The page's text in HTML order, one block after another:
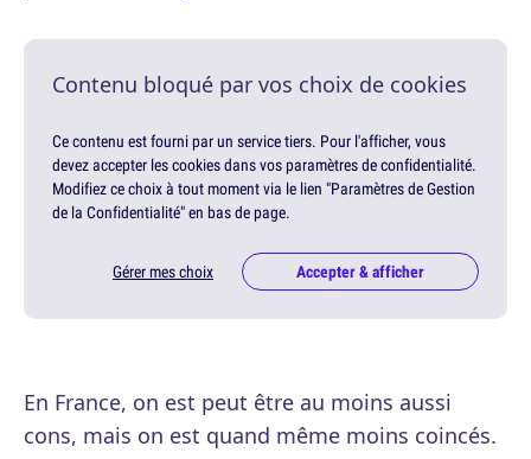
Contenu bloqué par vos choix de cookies
Ce contenu est fourni par un service tiers. Pour l'afficher, vous
devez accepter les cookies dans vos paramètres de confidentialité.
Modifiez ce choix à tout moment via le lien "Paramètres de Gestion
de la Confidentialité" en bas de page.
Gérer mes choix Accepter & afficher
En France, on est peut être au moins aussi
cons, mais on est quand même moins coincés.